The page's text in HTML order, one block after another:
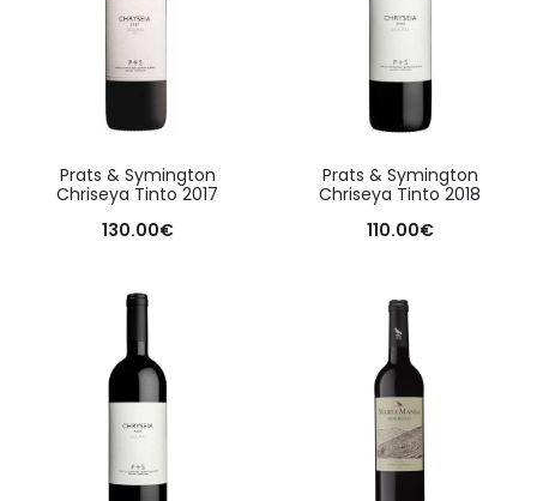
Prats & Symington
Chriseya Tinto 2017
130.00€
Prats & Symington
Chriseya Tinto 2018
110.00€